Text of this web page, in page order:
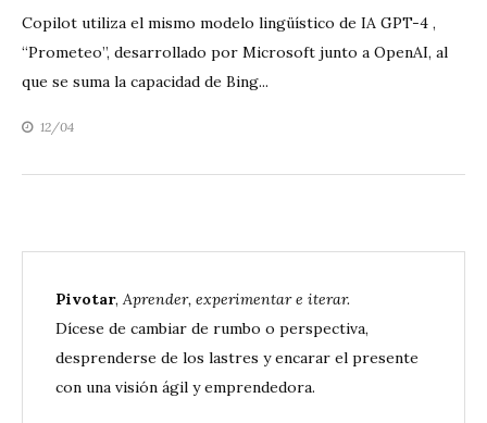
Copilot utiliza el mismo modelo lingüístico de IA GPT-4 ,
“Prometeo”, desarrollado por Microsoft junto a OpenAI, al
que se suma la capacidad de Bing...
12/04
Pivotar, Aprender, experimentar e iterar.
Dícese de cambiar de rumbo o perspectiva,
desprenderse de los lastres y encarar el presente
con una visión ágil y emprendedora.